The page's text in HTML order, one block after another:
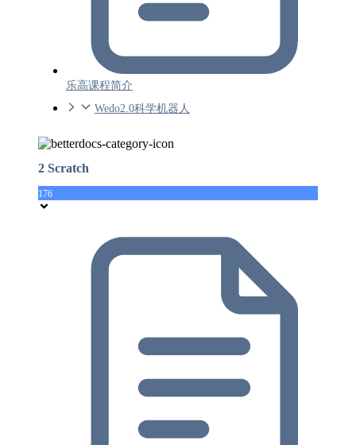
乐高课程简介
Wedo2.0科学机器人
2 Scratch
176